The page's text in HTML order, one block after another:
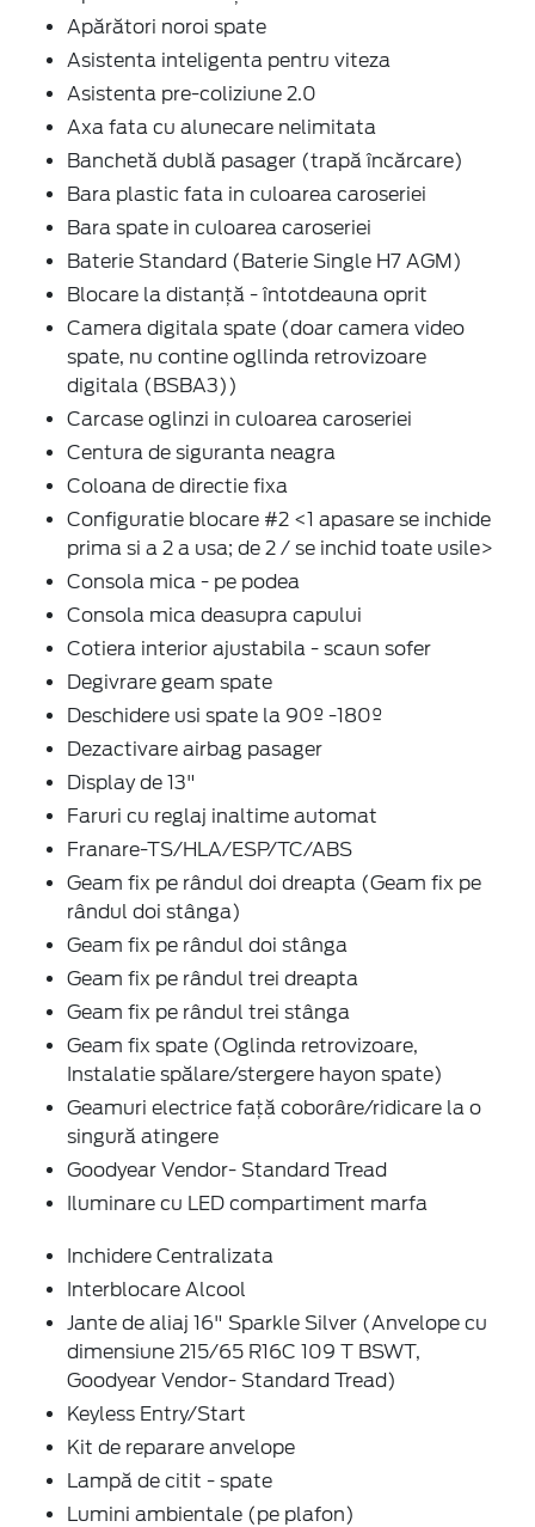
Apărători noroi spate
Asistenta inteligenta pentru viteza
Asistenta pre-coliziune 2.0
Axa fata cu alunecare nelimitata
Banchetă dublă pasager (trapă încărcare)
Bara plastic fata in culoarea caroseriei
Bara spate in culoarea caroseriei
Baterie Standard (Baterie Single H7 AGM)
Blocare la distanță - întotdeauna oprit
Camera digitala spate (doar camera video
spate, nu contine ogllinda retrovizoare
digitala (BSBA3))
Carcase oglinzi in culoarea caroseriei
Centura de siguranta neagra
Coloana de directie fixa
Configuratie blocare #2 <1 apasare se inchide
prima si a 2 a usa; de 2 / se inchid toate usile>
Consola mica - pe podea
Consola mica deasupra capului
Cotiera interior ajustabila - scaun sofer
Degivrare geam spate
Deschidere usi spate la 90º -180º
Dezactivare airbag pasager
Display de 13"
Faruri cu reglaj inaltime automat
Franare-TS/HLA/ESP/TC/ABS
Geam fix pe rândul doi dreapta (Geam fix pe
rândul doi stânga)
Geam fix pe rândul doi stânga
Geam fix pe rândul trei dreapta
Geam fix pe rândul trei stânga
Geam fix spate (Oglinda retrovizoare,
Instalatie spălare/stergere hayon spate)
Geamuri electrice față coborâre/ridicare la o
singură atingere
Goodyear Vendor- Standard Tread
Iluminare cu LED compartiment marfa
Inchidere Centralizata
Interblocare Alcool
Jante de aliaj 16" Sparkle Silver (Anvelope cu
dimensiune 215/65 R16C 109 T BSWT,
Goodyear Vendor- Standard Tread)
Keyless Entry/Start
Kit de reparare anvelope
Lampă de citit - spate
Lumini ambientale (pe plafon)